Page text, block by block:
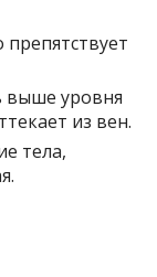
препятствует
выше уровня
из вен.
тела,